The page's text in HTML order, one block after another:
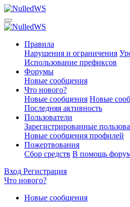
Правила
Нарушения и ограничения
Использование префиксов
Форумы
Новые сообщения
Что нового?
Новые сообщения Новые
Последняя активность
Пользователи
Зарегистрированные
Новые сообщения профилей
Пожертвования
Сбор средств В помощь
Вход Регистрация
Что нового?
Новые сообщения